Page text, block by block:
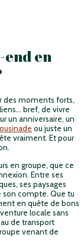
en
des moments forts,
bref, de vivre
un anniversaire, un
ou juste un
vraiment. Et pour
en groupe, que ce
Entre ses
ses paysages
son compte. Que tu
en quête de bons
locale sans
de transport
venant de